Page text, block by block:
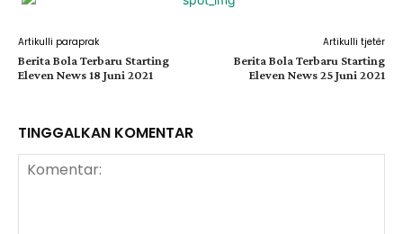
Artikulli paraprak
Berita Bola Terbaru Starting
Eleven News 18 Juni 2021
Artikulli tjetër
Berita Bola Terbaru Starting
Eleven News 25 Juni 2021
TINGGALKAN KOMENTAR